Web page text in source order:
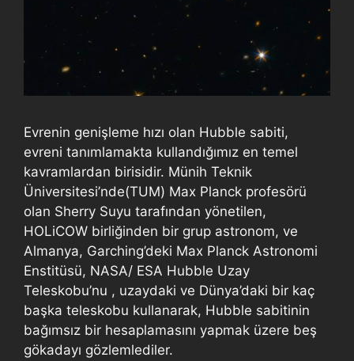
Evrenin genişleme hızı olan Hubble sabiti,
evreni tanımlamakta kullandığımız en temel
kavramlardan birisidir. Münih Teknik
Üniversitesi’nde(TUM) Max Planck profesörü
olan Sherry Suyu tarafından yönetilen,
HOLiCOW birliğinden bir grup astronom, ve
Almanya, Garching’deki Max Planck Astronomi
Enstitüsü, NASA/ ESA Hubble Uzay
Teleskobu’nu , uzaydaki ve Dünya’daki bir kaç
başka teleskobu kullanarak, Hubble sabitinin
bağımsız bir hesaplamasını yapmak üzere beş
gökadayı gözlemlediler.